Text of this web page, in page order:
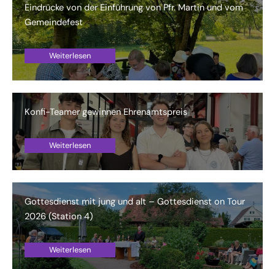
Eindrücke von der Einführung von Pfr. Martin und vom
Gemeindefest
Weiterlesen
Konfi-Teamer gewinnen Ehrenamtspreis
Weiterlesen
Gottesdienst mit jung und alt – Gottesdienst on Tour
2026 (Station 4)
Weiterlesen